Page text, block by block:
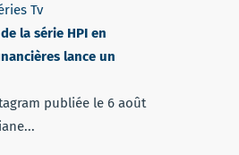
Tv
la série HPI en
lance un
publiée le 6 août